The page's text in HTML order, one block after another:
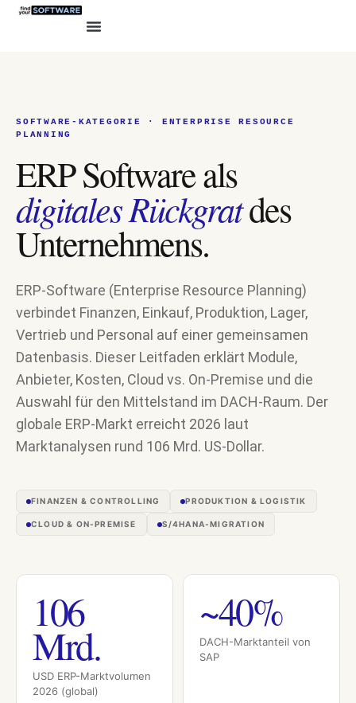
SOFTWARE-KATEGORIE · ENTERPRISE RESOURCE
PLANNING
ERP Software als
digitales Rückgratdes
Unternehmens.
ERP-Software (Enterprise Resource Planning)
verbindet Finanzen, Einkauf, Produktion, Lager,
Vertrieb und Personal auf einer gemeinsamen
Datenbasis. Dieser Leitfaden erklärt Module,
Anbieter, Kosten, Cloud vs. On-Premise und die
Auswahl für den Mittelstand im DACH-Raum. Der
globale ERP-Markt erreicht 2026 laut
Marktanalysen rund 106 Mrd. US-Dollar.
FINANZEN & CONTROLLING PRODUKTION & LOGISTIK
CLOUD & ON-PREMISE S/4HANA-MIGRATION
106
Mrd.
USD ERP-Marktvolumen
2026 (global)
~40%
DACH-Marktanteil von
SAP